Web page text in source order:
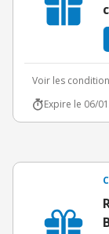
Voir les
Expire le 06/